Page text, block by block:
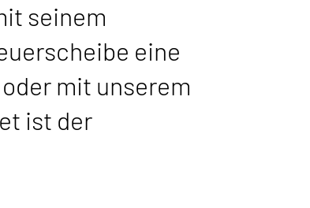
seinem
eine
mit unserem
ist der